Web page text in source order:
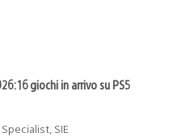
16 giochi in arrivo su PS5
SIE